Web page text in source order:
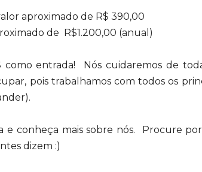
aproximado de R$ 390,00
de R$1.200,00 (anual)
como entrada! Nós cuidaremos de
pois trabalhamos com todos os
e conheça mais sobre nós. Procure
dizem :)